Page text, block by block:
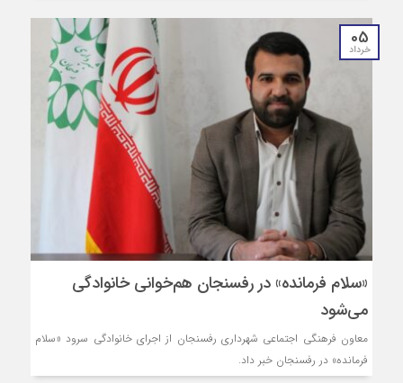
05
خرداد
«سلام فرمانده» در رفسنجان هم‌خوانی خانوادگی
می‌شود
معاون فرهنگی اجتماعی شهرداری رفسنجان از اجرای خانوادگی سرود «سلام
فرمانده» در رفسنجان خبر داد.